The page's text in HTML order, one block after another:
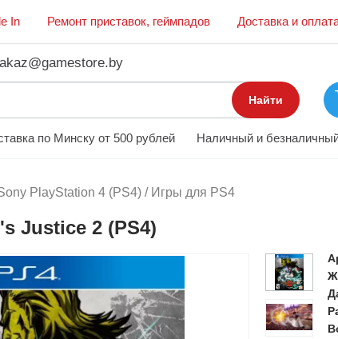
In Ремонт приставок, геймпадов Доставка и
Найти
по Минску от 500 рублей Наличный и
PlayStation 4 (PS4) / Игры для PS4
Justice 2 (PS4)